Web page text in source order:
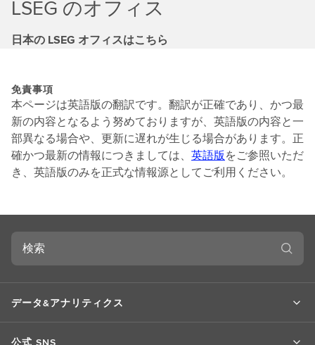
LSEG のオフィス
日本の LSEG オフィスはこちら
免責事項
本ページは英語版の翻訳です。翻訳が正確であり、かつ最
新の内容となるよう努めておりますが、英語版の内容と一
部異なる場合や、更新に遅れが生じる場合があります。正
確かつ最新の情報につきましては、 英語版をご参照いただ
き、英語版のみを正式な情報源としてご利用ください。
検
データ&アナリティクス
公式 SNS